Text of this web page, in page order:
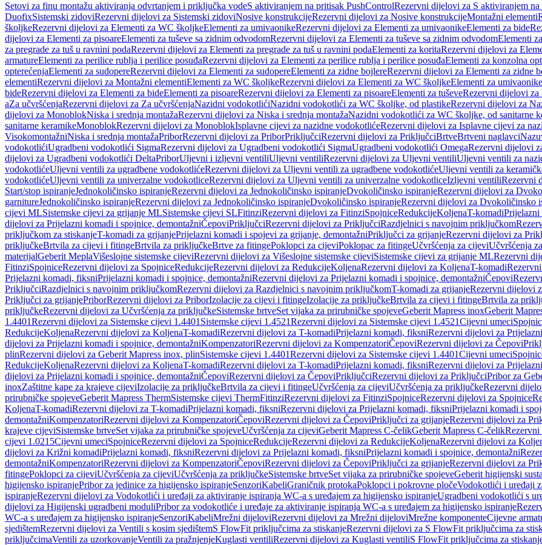
Setovi za finu montažu aktiviranja odvrtanjem i priključka vodeS aktiviranjem na pritisak PushControlRezervni dijelovi za S aktiviranjem
DuofixSistemski zidoviRezervni dijelovi za Sistemski zidoviNosive konstrukcijeRezervni dijelovi za Nosive konstrukcijeMontažni elementi
školjkeRezervni dijelovi za Elementi za WC školjkeElementi za umivaonikeRezervni dijelovi za Elementi za umivaonikeElementi za bide
dijelovi za Elementi za pisoareElementi za tuševe sa zidnim odvodomRezervni dijelovi za Elementi za tuševe sa zidnim odvodomElementi
za pregrade za tuš u ravnini podaRezervni dijelovi za Elementi za pregrade za tuš u ravnini podaElementi za koritaRezervni dijelovi za
armatureElementi za perilice rublja i perilice posuđaRezervni dijelovi za Elementi za perilice rublja i perilice posuđaElementi za konzolna
opterećenjaElementi za sudopereRezervni dijelovi za Elementi za sudopereElementi za zidne bojlereRezervni dijelovi za Elementi za zidne
elementiRezervni dijelovi za Montažni elementiElementi za WC školjkeRezervni dijelovi za Elementi za WC školjkeElementi za umivaonike
bideRezervni dijelovi za Elementi za bideElementi za pisoareRezervni dijelovi za Elementi za pisoareElementi za tuševeRezervni dijelovi za
aZa učvršćenjaRezervni dijelovi za Za učvršćenjaNazidni vodokotlićiNazidni vodokotlići za WC školjke, od plastikeRezervni dijelovi za
dijelovi za MonoblokNiska i srednja montažaRezervni dijelovi za Niska i srednja montažaNazidni vodokotlići za WC školjke, od sanitarne
sanitarne keramikeMonoblokRezervni dijelovi za MonoblokIsplavne cijevi za nazidne vodokotlićeRezervni dijelovi za Isplavne cijevi za
VisokomontažniNiska i srednja montažaPriborRezervni dijelovi za PriborPriključciRezervni dijelovi za PriključciBrtveBrtveni naglavci
vodokotlićiUgradbeni vodokotlići SigmaRezervni dijelovi za Ugradbeni vodokotlići SigmaUgradbeni vodokotlići OmegaRezervni dijelovi
dijelovi za Ugradbeni vodokotlići DeltaPriborUljevni i izljevni ventiliUljevni ventiliRezervni dijelovi za Uljevni ventiliUljevni ventili za
vodokotlićeUljevni ventili za ugradbene vodokotlićeRezervni dijelovi za Uljevni ventili za ugradbene vodokotlićeUljevni ventili za
vodokotlićeUljevni ventili za univerzalne vodokotliceRezervni dijelovi za Uljevni ventili za univerzalne vodokotliceIzljevni ventiliRezervni
Start/stop ispiranjeJednokoličinsko ispiranjeRezervni dijelovi za Jednokoličinsko ispiranjeDvokoličinsko ispiranjeRezervni dijelovi za
garnitureJednokoličinsko ispiranjeRezervni dijelovi za Jednokoličinsko ispiranjeDvokoličinsko ispiranjeRezervni dijelovi za Dvokoličinsko
cijevi MLSistemske cijevi za grijanje MLSistemske cijevi SLFitinziRezervni dijelovi za FitinziSpojniceRedukcijeKoljenaT-komadi
dijelovi za Prijelazni komadi i spojnice, demontažniČepoviPriključciRezervni dijelovi za PriključciRazdjelnici s navojnim priključkom
priključkom za stiskanjeT-komadi za grijanjePrijelazni komadi i spojevi za grijanje, demontažniPriključci za grijanjeRezervni dijelovi za
priključkeBrtvila za cijevi i fitingeBrtvila za priključkeBrtve za fitingePoklopci za cijeviPoklopac za fitingeUčvršćenja za cijeviUčvršćenja
materijalGeberit MeplaVišeslojne sistemske cijeviRezervni dijelovi za Višeslojne sistemske cijeviSistemske cijevi za grijanje MLRezervni
FitinziSpojniceRezervni dijelovi za SpojniceRedukcijeRezervni dijelovi za RedukcijeKoljenaRezervni dijelovi za KoljenaT-komadi
Prijelazni komadi, fiksniPrijelazni komadi i spojnice, demontažniRezervni dijelovi za Prijelazni komadi i spojnice, demontažniČepovi
PriključciRazdjelnici s navojnim priključkomRezervni dijelovi za Razdjelnici s navojnim priključkomT-komadi za grijanjeRezervni dijelovi
Priključci za grijanjePriborRezervni dijelovi za PriborIzolacije za cijevi i fitingeIzolacije za priključkeBrtvila za cijevi i fitingeBrtvila za
priključkeRezervni dijelovi za Učvršćenja za priključkeSistemske brtveSet vijaka za prirubničke spojeveGeberit Mapress inoxGeberit
1.4401Rezervni dijelovi za Sistemske cijevi 1.4401 Sistemske cijevi 1.4521Rezervni dijelovi za Sistemske cijevi 1.4521Cijevni umeci
RedukcijeKoljenaRezervni dijelovi za KoljenaT-komadiRezervni dijelovi za T-komadiPrijelazni komadi, fiksniRezervni dijelovi za
dijelovi za Prijelazni komadi i spojnice, demontažniKompenzatoriRezervni dijelovi za KompenzatoriČepoviRezervni dijelovi za Čepovi
plinRezervni dijelovi za Geberit Mapress inox, plinSistemske cijevi 1.4401Rezervni dijelovi za Sistemske cijevi 1.4401Cijevni umeci
RedukcijeKoljenaRezervni dijelovi za KoljenaT-komadiRezervni dijelovi za T-komadiPrijelazni komadi, fiksniRezervni dijelovi za
dijelovi za Prijelazni komadi i spojnice, demontažniČepoviRezervni dijelovi za ČepoviPriključciRezervni dijelovi za PriključciPribor za
inoxZaštitne kape za krajeve cijeviIzolacije za priključkeBrtvila za cijevi i fitingeUčvršćenja za cijeviUčvršćenja za priključkeRezervni
prirubničke spojeveGeberit Mapress ThermSistemske cijevi ThermFitinziRezervni dijelovi za FitinziSpojniceRezervni dijelovi za Spojnice
KoljenaT-komadiRezervni dijelovi za T-komadiPrijelazni komadi, fiksniRezervni dijelovi za Prijelazni komadi, fiksniPrijelazni komadi i
demontažniKompenzatoriRezervni dijelovi za KompenzatoriČepoviRezervni dijelovi za ČepoviPriključci za grijanjeRezervni dijelovi za
krajeve cijeviSistemske brtveSet vijaka za prirubničke spojeveUčvršćenja za cijeviGeberit Mapress C-čelikGeberit Mapress C-čelikRezervni
cijevi 1.0215Cijevni umeciSpojniceRezervni dijelovi za SpojniceRedukcijeRezervni dijelovi za RedukcijeKoljenaRezervni dijelovi za
dijelovi za Križni komadiPrijelazni komadi, fiksniRezervni dijelovi za Prijelazni komadi, fiksniPrijelazni komadi i spojnice, demontažni
demontažniKompenzatoriRezervni dijelovi za KompenzatoriČepoviRezervni dijelovi za ČepoviPriključci za grijanjeRezervni dijelovi za
fitingePoklopci za cijeviUčvršćenja za cijeviUčvršćenja za priključkeSistemske brtveSet vijaka za prirubničke spojeveGeberit higijenski
higijensko ispiranjePribor za jedinice za higijensko ispiranjeSenzoriKabeliGraničnik protokaPoklopci i pokrovne pločeVodokotlići i uređaji
ispiranjeRezervni dijelovi za Vodokotlići i uređaji za aktiviranje ispiranja WC-a s uređajem za higijensko ispiranjeUgradbeni vodokotlići s
dijelovi za Higijenski ugradbeni moduliPribor za vodokotliće i uređaje za aktiviranje ispiranja WC-a s uređajem za higijensko ispiranje
WC-a s uređajem za higijensko ispiranjeSenzoriKabeliMrežni dijeloviRezervni dijelovi za Mrežni dijeloviMrežne komponenteCijevne
sjedištemRezervni dijelovi za Ventili s kosim sjedištemS FlowFit priključcima za stiskanjeRezervni dijelovi za S FlowFit priključcima za
priključcimaVentili za uzorkovanjeVentili za pražnjenjeKuglasti ventiliRezervni dijelovi za Kuglasti ventiliS FlowFit priključcima za